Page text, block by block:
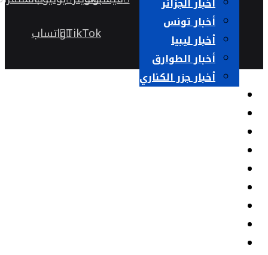
أخبار تونس
أخبار ليبيا
أخبار الطوارق
أخبار جزر الكناري
TikTokواتساب